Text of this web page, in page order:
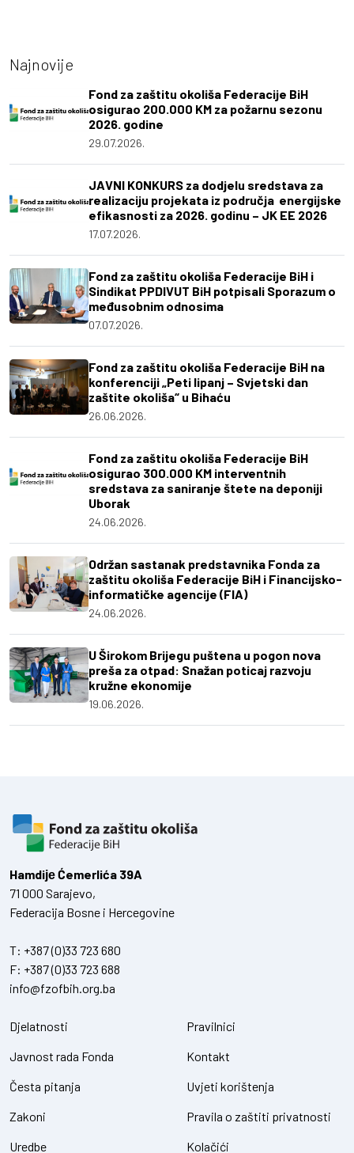
Najnovije
Fond za zaštitu okoliša Federacije BiH
osigurao 200.000 KM za požarnu sezonu
2026. godine
29.07.2026.
JAVNI KONKURS za dodjelu sredstava za
realizaciju projekata iz područja energijske
efikasnosti za 2026. godinu – JK EE 2026
17.07.2026.
Fond za zaštitu okoliša Federacije BiH i
Sindikat PPDIVUT BiH potpisali Sporazum o
međusobnim odnosima
07.07.2026.
Fond za zaštitu okoliša Federacije BiH na
konferenciji „Peti lipanj – Svjetski dan
zaštite okoliša“ u Bihaću
26.06.2026.
Fond za zaštitu okoliša Federacije BiH
osigurao 300.000 KM interventnih
sredstava za saniranje štete na deponiji
Uborak
24.06.2026.
Održan sastanak predstavnika Fonda za
zaštitu okoliša Federacije BiH i Financijsko-
informatičke agencije (FIA)
24.06.2026.
U Širokom Brijegu puštena u pogon nova
preša za otpad: Snažan poticaj razvoju
kružne ekonomije
19.06.2026.
Hamdiје Ćemerlića 39A
71 000 Sarajevo,
Federacija Bosne i Hercegovine
T: +387 (0)33 723 680
F: +387 (0)33 723 688
info@fzofbih.org.ba
Djelatnosti
Javnost rada Fonda
Česta pitanja
Zakoni
Uredbe
Pravilnici
Kontakt
Uvjeti korištenja
Pravila o zaštiti privatnosti
Kolačići